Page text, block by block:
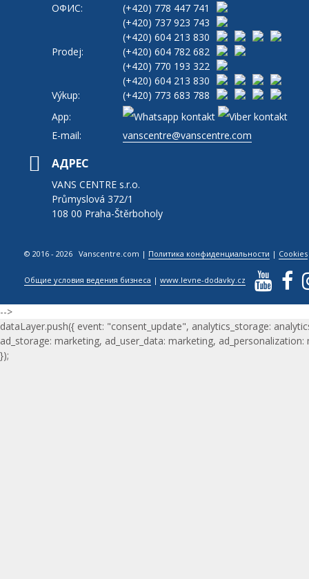
ОФИС: (+420) 778 447 741
(+420) 737 923 743
(+420) 604 213 830
Prodej:
(+420) 604 782 682
(+420) 770 193 322
(+420) 604 213 830
Výkup:
(+420) 773 683 788
App:
E-mail:
vanscentre@vanscentre.com
АДРЕС
VANS CENTRE s.r.o.
Průmyslová 372/1
108 00 Praha-Štěrboholy
© 2016 - 2026 Vanscentre.com | Политика конфиденциальности | Cookies
Общие условия ведения бизнеса |www.levne-dodavky.cz
-->
dataLayer.push({ event: "consent_update", analytics_storage:
ad_storage: marketing, ad_user_data: marketing, ad_personalization:
});